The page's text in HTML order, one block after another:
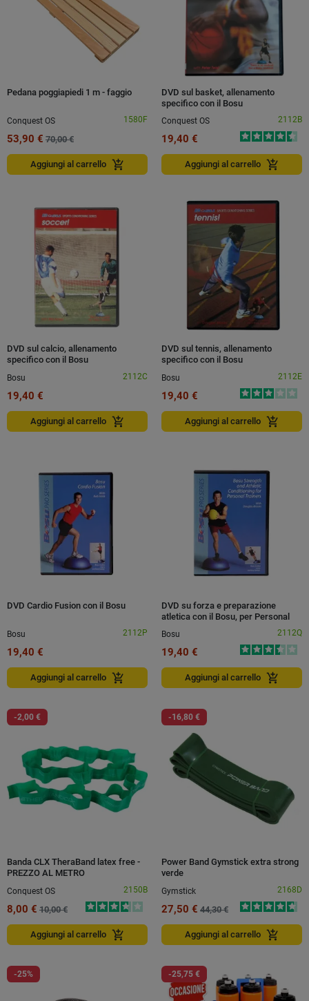
Pedana poggiapiedi 1 m - faggio
Conquest OS 1580F
53,90 € 70,00 €
Aggiungi al carrello add_shopping_cart
DVD sul basket, allenamento
specifico con il Bosu
Conquest OS
2112B
19,40 €
Aggiungi al carrello add_shopping_cart
DVD sul calcio, allenamento
specifico con il Bosu
Bosu
2112C
19,40 €
Aggiungi al carrello add_shopping_cart
DVD sul tennis, allenamento
specifico con il Bosu
Bosu
2112E
19,40 €
Aggiungi al carrello add_shopping_cart
DVD Cardio Fusion con il Bosu
Bosu 2112P
19,40 €
Aggiungi al carrello add_shopping_cart
DVD su forza e preparazione
atletica con il Bosu, per Personal
Bosu 2112Q
19,40 €
Aggiungi al carrello add_shopping_cart
-2,00 €
Banda CLX TheraBand latex free -
PREZZO AL METRO
Conquest OS
2150B
8,00 € 10,00 €
Aggiungi al carrello add_shopping_cart
-16,80 €
Power Band Gymstick extra strong
verde
Gymstick
2168D
27,50 € 44,30 €
Aggiungi al carrello add_shopping_cart
-25% -25,75 €